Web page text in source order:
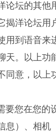
论坛的其他
揭洋论坛用
用到语音来
天。以上功
同意，以上
您在您的
息）、相机